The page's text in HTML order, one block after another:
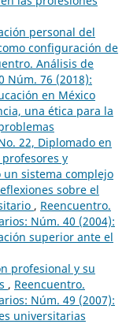
personal del
configuración de
Análisis de
Núm. 76 (2018):
en México
una ética para la
22, Diplomado en
y
un sistema complejo
sobre el
, Reencuentro.
Núm. 40 (2004):
superior ante el
profesional y su
, Reencuentro.
Núm. 49 (2007):
universitarias